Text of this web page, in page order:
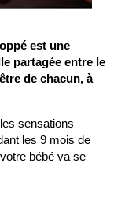
est une
partagée entre le
de chacun, à
sensations
les 9 mois de
bébé va se